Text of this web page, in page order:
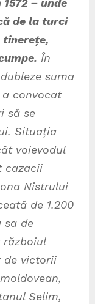
– unde
de la turci
tinerețe,
În
suma
convocat
să se
Situația
voievodul
cazacii
Nistrului
de 1.200
sa de
războiul
de victorii
Selim,